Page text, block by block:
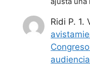
Ridi P. 1.